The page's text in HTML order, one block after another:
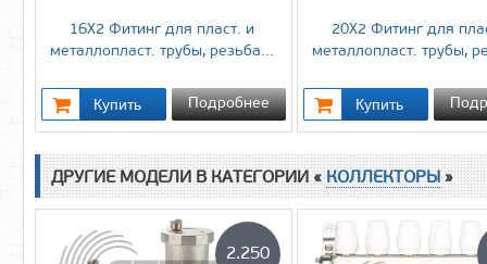
16X2 Фитинг для пласт. и
металлопласт. трубы, резьба...
Подробнее
20X2 Фитинг для
металлопласт. трубы,
ДРУГИЕ МОДЕЛИ В КАТЕГОРИИ «КОЛЛЕКТОРЫ»
2.250